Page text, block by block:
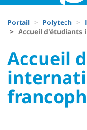
Recherche
Block
liste
composantes
d'Ariane
Portail Polytech
Accueil d'étudiants
University
:
Sidebar
University
:
Main
content
Titre
de
Accueil